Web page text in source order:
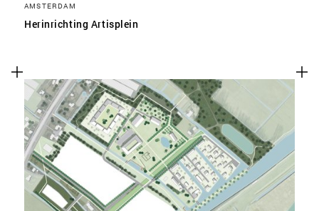
AMSTERDAM
Herinrichting Artisplein